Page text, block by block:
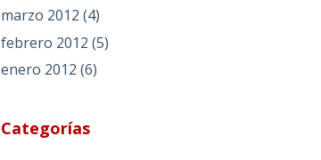
marzo 2012 (4)
febrero 2012 (5)
enero 2012 (6)
Categorías